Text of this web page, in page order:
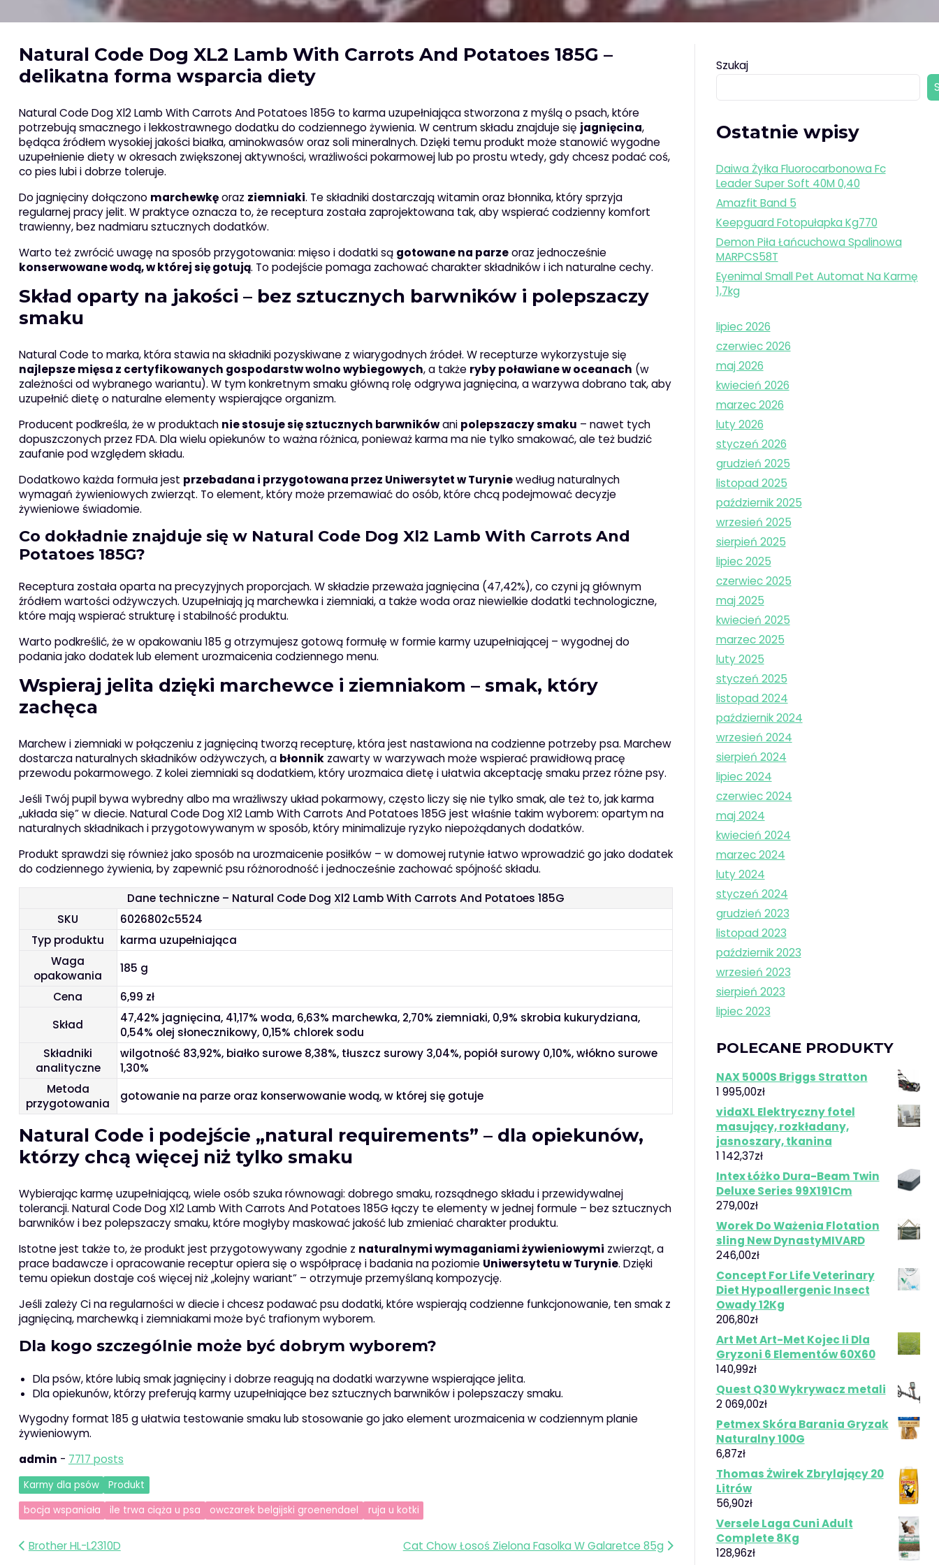
Natural Code Dog XL2 Lamb With Carrots And Potatoes 185G –
delikatna forma wsparcia diety
Natural Code Dog Xl2 Lamb With Carrots And Potatoes 185G to karma uzupełniająca stworzona z myślą o psach, które
potrzebują smacznego i lekkostrawnego dodatku do codziennego żywienia. W centrum składu znajduje się jagnięcina,
będąca źródłem wysokiej jakości białka, aminokwasów oraz soli mineralnych. Dzięki temu produkt może stanowić wygodne
uzupełnienie diety w okresach zwiększonej aktywności, wrażliwości pokarmowej lub po prostu wtedy, gdy chcesz podać coś,
co pies lubi i dobrze toleruje.
Do jagnięciny dołączono marchewkęoraz ziemniaki. Te składniki dostarczają witamin oraz błonnika, który sprzyja
regularnej pracy jelit. W praktyce oznacza to, że receptura została zaprojektowana tak, aby wspierać codzienny komfort
trawienny, bez nadmiaru sztucznych dodatków.
Warto też zwrócić uwagę na sposób przygotowania: mięso i dodatki są gotowane na parzeoraz jednocześnie
konserwowane wodą, w której się gotują. To podejście pomaga zachować charakter składników i ich naturalne cechy.
Skład oparty na jakości – bez sztucznych barwników i polepszaczy
smaku
Natural Code to marka, która stawia na składniki pozyskiwane z wiarygodnych źródeł. W recepturze wykorzystuje się
najlepsze mięsa z certyfikowanych gospodarstw wolno wybiegowych, a także ryby poławiane w oceanach (w
zależności od wybranego wariantu). W tym konkretnym smaku główną rolę odgrywa jagnięcina, a warzywa dobrano tak, aby
uzupełnić dietę o naturalne elementy wspierające organizm.
Producent podkreśla, że w produktach nie stosuje się sztucznych barwnikówani polepszaczy smaku – nawet tych
dopuszczonych przez FDA. Dla wielu opiekunów to ważna różnica, ponieważ karma ma nie tylko smakować, ale też budzić
zaufanie pod względem składu.
Dodatkowo każda formuła jest przebadana i przygotowana przez Uniwersytet w Turyniewedług naturalnych
wymagań żywieniowych zwierząt. To element, który może przemawiać do osób, które chcą podejmować decyzje
żywieniowe świadomie.
Co dokładnie znajduje się w Natural Code Dog Xl2 Lamb With Carrots And
Potatoes 185G?
Receptura została oparta na precyzyjnych proporcjach. W składzie przeważa jagnięcina (47,42%), co czyni ją głównym
źródłem wartości odżywczych. Uzupełniają ją marchewka i ziemniaki, a także woda oraz niewielkie dodatki technologiczne,
które mają wspierać strukturę i stabilność produktu.
Warto podkreślić, że w opakowaniu 185 g otrzymujesz gotową formułę w formie karmy uzupełniającej – wygodnej do
podania jako dodatek lub element urozmaicenia codziennego menu.
Wspieraj jelita dzięki marchewce i ziemniakom – smak, który
zachęca
Marchew i ziemniaki w połączeniu z jagnięciną tworzą recepturę, która jest nastawiona na codzienne potrzeby psa. Marchew
dostarcza naturalnych składników odżywczych, a błonnikzawarty w warzywach może wspierać prawidłową pracę
przewodu pokarmowego. Z kolei ziemniaki są dodatkiem, który urozmaica dietę i ułatwia akceptację smaku przez różne psy.
Jeśli Twój pupil bywa wybredny albo ma wrażliwszy układ pokarmowy, często liczy się nie tylko smak, ale też to, jak karma
„układa się” w diecie. Natural Code Dog Xl2 Lamb With Carrots And Potatoes 185G jest właśnie takim wyborem: opartym na
naturalnych składnikach i przygotowywanym w sposób, który minimalizuje ryzyko niepożądanych dodatków.
Produkt sprawdzi się również jako sposób na urozmaicenie posiłków – w domowej rutynie łatwo wprowadzić go jako dodatek
do codziennego żywienia, by zapewnić psu różnorodność i jednocześnie zachować spójność składu.
Dane techniczne – Natural Code Dog Xl2 Lamb With Carrots And Potatoes 185G
SKU
6026802c5524
Typ produktu
karma uzupełniająca
Waga
opakowania
185 g
Cena
6,99 zł
Skład
47,42% jagnięcina, 41,17% woda, 6,63% marchewka, 2,70% ziemniaki, 0,9% skrobia kukurydziana,
0,54% olej słonecznikowy, 0,15% chlorek sodu
Składniki
analityczne
wilgotność 83,92%, białko surowe 8,38%, tłuszcz surowy 3,04%, popiół surowy 0,10%, włókno surowe
1,30%
Metoda
przygotowania
gotowanie na parze oraz konserwowanie wodą, w której się gotuje
Natural Code i podejście „natural requirements” – dla opiekunów,
którzy chcą więcej niż tylko smaku
Wybierając karmę uzupełniającą, wiele osób szuka równowagi: dobrego smaku, rozsądnego składu i przewidywalnej
tolerancji. Natural Code Dog Xl2 Lamb With Carrots And Potatoes 185G łączy te elementy w jednej formule – bez sztucznych
barwników i bez polepszaczy smaku, które mogłyby maskować jakość lub zmieniać charakter produktu.
Istotne jest także to, że produkt jest przygotowywany zgodnie z naturalnymi wymaganiami żywieniowymi zwierząt, a
prace badawcze i opracowanie receptur opiera się o współpracę i badania na poziomie Uniwersytetu w Turynie. Dzięki
temu opiekun dostaje coś więcej niż „kolejny wariant” – otrzymuje przemyślaną kompozycję.
Jeśli zależy Ci na regularności w diecie i chcesz podawać psu dodatki, które wspierają codzienne funkcjonowanie, ten smak z
jagnięciną, marchewką i ziemniakami może być trafionym wyborem.
Dla kogo szczególnie może być dobrym wyborem?
Dla psów, które lubią smak jagnięciny i dobrze reagują na dodatki warzywne wspierające jelita.
Dla opiekunów, którzy preferują karmy uzupełniające bez sztucznych barwników i polepszaczy smaku.
Wygodny format 185 g ułatwia testowanie smaku lub stosowanie go jako element urozmaicenia w codziennym planie
żywieniowym.
admin - 7717 posts
Karmy dla psów
Produkt
bocja wspaniała
ile trwa ciąża u psa owczarek belgijski groenendael ruja u kotki
Nawigacja
Brother HL-L2310D Cat Chow Łosoś Zielona Fasolka W Galaretce 85g
Szukaj
Ostatnie wpisy
Daiwa Żyłka Fluorocarbonowa Fc
Leader Super Soft 40M 0,40
Amazfit Band 5
Keepguard Fotopułapka Kg770
Demon Piła Łańcuchowa Spalinowa
MARPCS58T
Eyenimal Small Pet Automat Na Karmę
1,7kg
lipiec 2026
czerwiec 2026
maj 2026
kwiecień 2026
marzec 2026
luty 2026
styczeń 2026
grudzień 2025
listopad 2025
październik 2025
wrzesień 2025
sierpień 2025
lipiec 2025
czerwiec 2025
maj 2025
kwiecień 2025
marzec 2025
luty 2025
styczeń 2025
listopad 2024
październik 2024
wrzesień 2024
sierpień 2024
lipiec 2024
czerwiec 2024
maj 2024
kwiecień 2024
marzec 2024
luty 2024
styczeń 2024
grudzień 2023
listopad 2023
październik 2023
wrzesień 2023
sierpień 2023
lipiec 2023
POLECANE PRODUKTY
NAX 5000S Briggs Stratton
1 995,00zł
vidaXL Elektryczny fotel
masujący, rozkładany,
jasnoszary, tkanina
1 142,37zł
Intex Łóżko Dura-Beam Twin
Deluxe Series 99X191Cm
279,00zł
Worek Do Ważenia Flotation
sling New DynastyMIVARD
246,00zł
Concept For Life Veterinary
Diet Hypoallergenic Insect
Owady 12Kg
206,80zł
Art Met Art-Met Kojec Ii Dla
Gryzoni 6 Elementów 60X60
140,99zł
Quest Q30 Wykrywacz metali
2 069,00zł
Petmex Skóra Barania Gryzak
Naturalny 100G
6,87zł
Thomas Żwirek Zbrylający 20
Litrów
56,90zł
Versele Laga Cuni Adult
Complete 8Kg
128,96zł